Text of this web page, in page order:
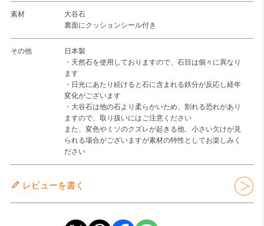
素材
大谷石
裏面にクッションシール付き
その他
日本製
・天然石を使用しておりますので、石目は個々に異なり
ます
・日光にあたり続けると石に含まれる鉄分が反応し経年
変化がございます
・大谷石は他の石より柔らかいため、割れる恐れがあり
ますので、取り扱いにはご注意ください
また、変色やミソのクズレが起きる他、小さい欠けが見
られる場合がございますが素材の特性としてお楽しみく
ださい
レビューを書く